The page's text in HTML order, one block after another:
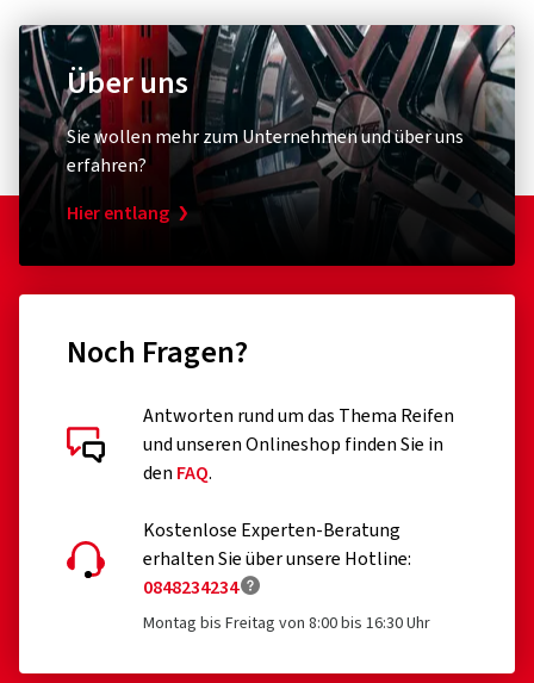
Über uns
Sie wollen mehr zum Unternehmen und über uns
erfahren?
Hier entlang
Noch Fragen?
Antworten rund um das Thema Reifen
und unseren Onlineshop finden Sie in
den FAQ.
Kostenlose Experten-Beratung
erhalten Sie über unsere Hotline:
0848234234
Montag bis Freitag von 8:00 bis 16:30 Uhr